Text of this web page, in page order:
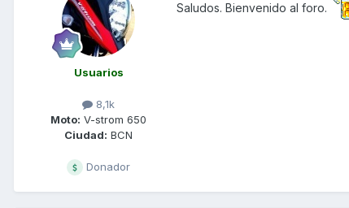
Usuarios
8,1k
Moto: V-strom 650
Ciudad: BCN
Donador
Saludos. Bienvenido al foro.